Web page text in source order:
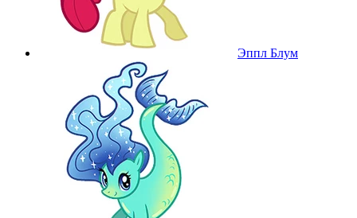
Эппл Блум